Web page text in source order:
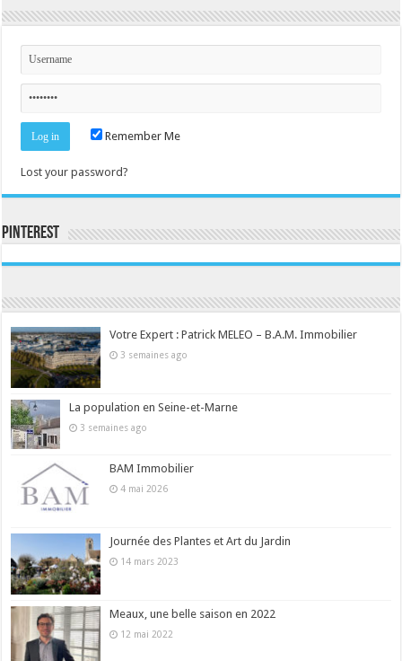
Remember Me
Lost your password?
Pinterest
Votre Expert : Patrick MELEO – B.A.M. Immobilier
3 semaines ago
La population en Seine-et-Marne
3 semaines ago
BAM Immobilier
4 mai 2026
Journée des Plantes et Art du Jardin
14 mars 2023
Meaux, une belle saison en 2022
12 mai 2022